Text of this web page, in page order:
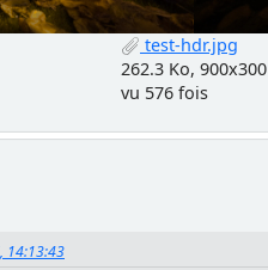
test-hdr.jpg
262.3 Ko, 900x300
vu 576 fois
14:13:43